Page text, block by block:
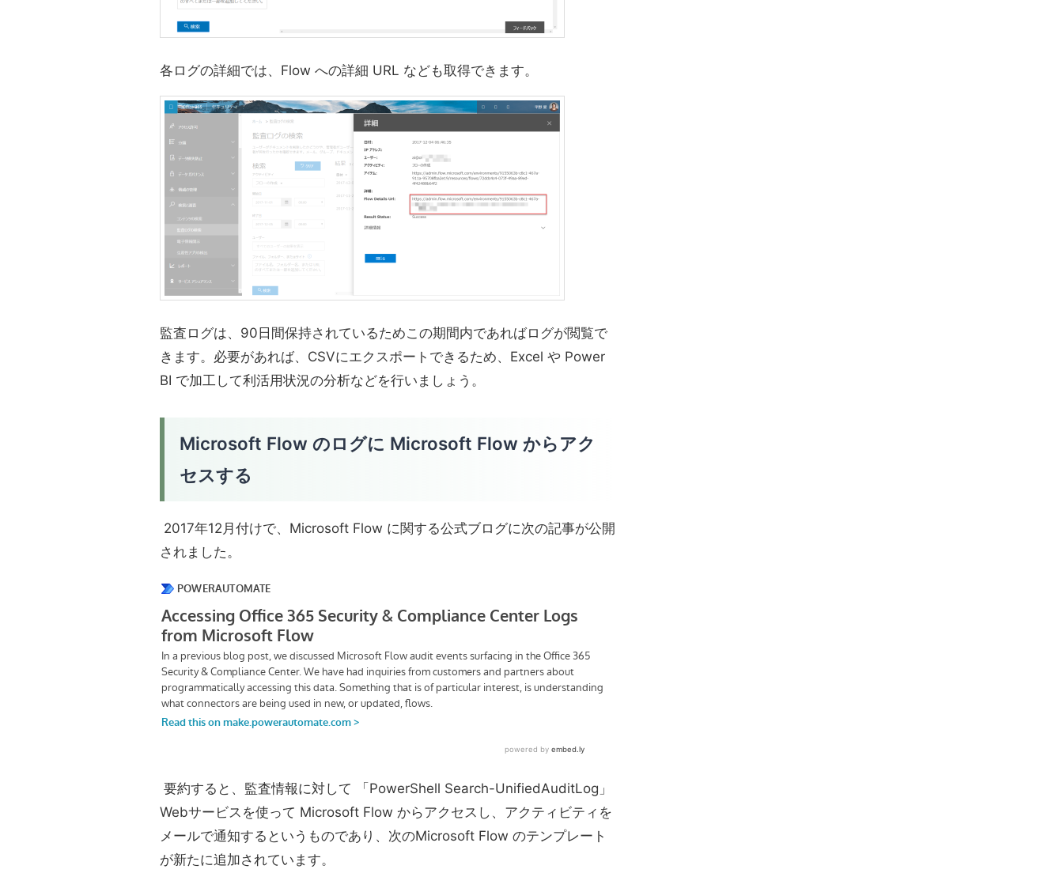
各ログの詳細では、Flow への詳細 URL なども取得できます。
監査ログは、90日間保持されているためこの期間内であればログが閲覧で
きます。必要があれば、CSVにエクスポートできるため、Excel や Power
BI で加工して利活用状況の分析などを行いましょう。
Microsoft Flow のログに Microsoft Flow からアク
セスする
2017年12月付けで、Microsoft Flow に関する公式ブログに次の記事が公開
されました。
要約すると、監査情報に対して 「PowerShell Search-UnifiedAuditLog」
Webサービスを使って Microsoft Flow からアクセスし、アクティビティを
メールで通知するというものであり、次のMicrosoft Flow のテンプレート
が新たに追加されています。